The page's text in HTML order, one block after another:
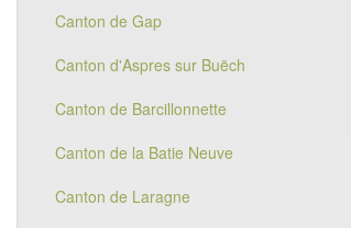
Canton de Gap
Canton d'Aspres sur Buëch
Canton de Barcillonnette
Canton de la Batie Neuve
Canton de Laragne